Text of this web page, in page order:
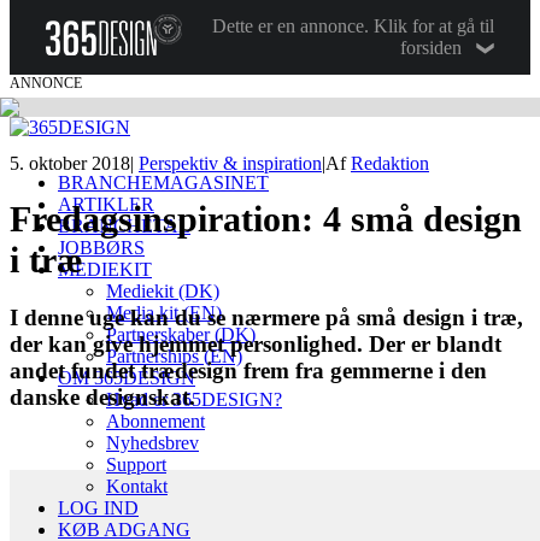
Dette er en annonce. Klik for at gå til
forsiden
ANNONCE
BRANCHEMAGASINET
ARTIKLER
BRANCHETAL
JOBBØRS
MEDIEKIT
Mediekit (DK)
Media kit (EN)
Partnerskaber (DK)
Partnerships (EN)
OM 365DESIGN
Hvad er 365DESIGN?
Abonnement
Nyhedsbrev
Support
Kontakt
LOG IND
KØB ADGANG
5. oktober 2018| Perspektiv & inspiration|AfRedaktion
Fredagsinspiration: 4 små design
i træ
I denne uge kan du se nærmere på små design i træ,
der kan give hjemmet personlighed. Der er blandt
andet fundet trædesign frem fra gemmerne i den
danske designskat.